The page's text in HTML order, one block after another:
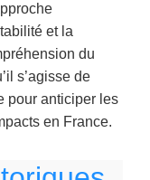
et la
du
s’agisse de
pour anticiper les
en France.